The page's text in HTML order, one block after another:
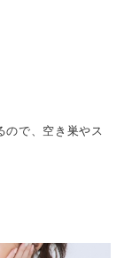
ので、空き巣やス